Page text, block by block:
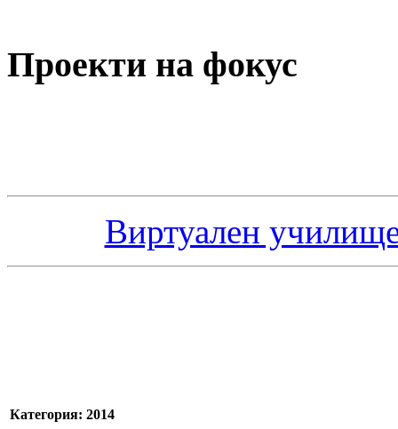
Проекти на фокус
Виртуален
Категория: 2014